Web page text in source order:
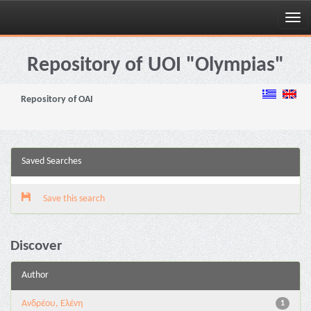
Skip
navigationRepository of UOI "Olympias"
Repository of OAI
Saved Searches
Save this search
Discover
Author
1
Ανδρέου, Ελένη